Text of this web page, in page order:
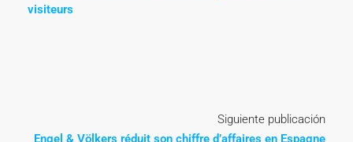
visiteurs
Siguiente publicación
Engel & Völkers réduit son chiffre d’affaires en Espagne